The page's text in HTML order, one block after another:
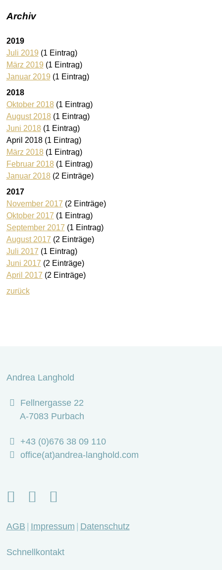
Archiv
2019
Juli 2019 (1 Eintrag)
März 2019 (1 Eintrag)
Januar 2019 (1 Eintrag)
2018
Oktober 2018(1 Eintrag)
August 2018(1 Eintrag)
Juni 2018(1 Eintrag)
April 2018(1 Eintrag)
März 2018(1 Eintrag)
Februar 2018(1 Eintrag)
Januar 2018(2 Einträge)
2017
November 2017 (2 Einträge)
Oktober 2017 (1 Eintrag)
September 2017 (1 Eintrag)
August 2017 (2 Einträge)
Juli 2017 (1 Eintrag)
Juni 2017 (2 Einträge)
April 2017 (2 Einträge)
zurück
Andrea Langhold
Fellnergasse 22
A-7083 Purbach
+43 (0)676 38 09 110
office(at)andrea-langhold.com
AGB Impressum Datenschutz
Schnellkontakt